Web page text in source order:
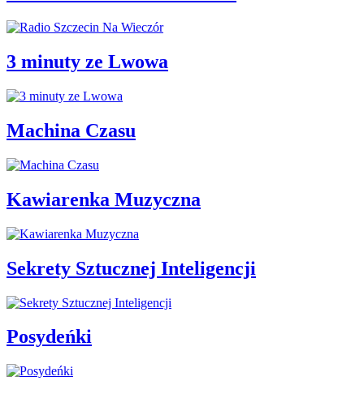
3 minuty ze Lwowa
Machina Czasu
Kawiarenka Muzyczna
Sekrety Sztucznej Inteligencji
Posydeńki